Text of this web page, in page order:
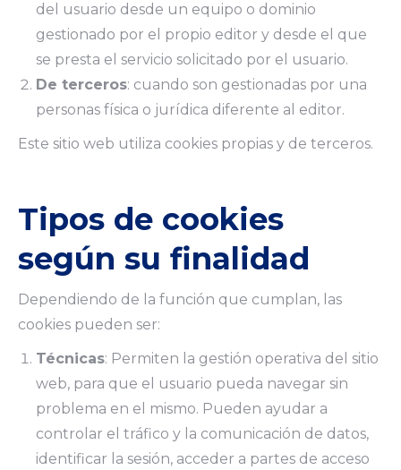
del usuario desde un equipo o dominio
gestionado por el propio editor y desde el que
se presta el servicio solicitado por el usuario.
De terceros: cuando son gestionadas por una
personas física o jurídica diferente al editor.
Este sitio web utiliza cookies propias y de terceros.
Tipos de cookies
según su finalidad
Dependiendo de la función que cumplan, las
cookies pueden ser:
Técnicas: Permiten la gestión operativa del sitio
web, para que el usuario pueda navegar sin
problema en el mismo. Pueden ayudar a
controlar el tráfico y la comunicación de datos,
identificar la sesión, acceder a partes de acceso